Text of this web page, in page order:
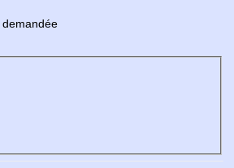
demandée